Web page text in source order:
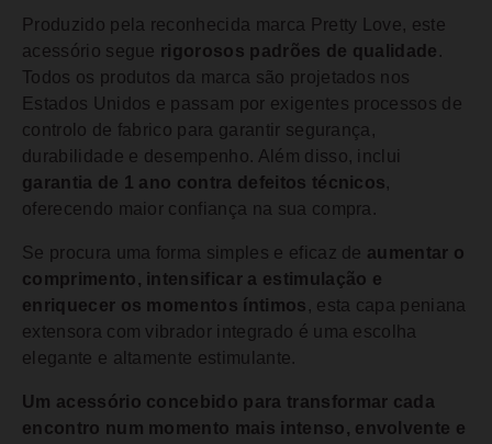
Produzido pela reconhecida marca Pretty Love, este
acessório segue rigorosos padrões de qualidade .
Todos os produtos da marca são projetados nos
Estados Unidos e passam por exigentes processos de
controlo de fabrico para garantir segurança,
durabilidade e desempenho. Além disso, inclui
garantia de 1 ano contra defeitos técnicos,
oferecendo maior confiança na sua compra.
Se procura uma forma simples e eficaz de aumentar o
comprimento, intensificar a estimulação e
enriquecer os momentos íntimos , esta capa peniana
extensora com vibrador integrado é uma escolha
elegante e altamente estimulante.
Um acessório concebido para transformar cada
encontro num momento mais intenso, envolvente e